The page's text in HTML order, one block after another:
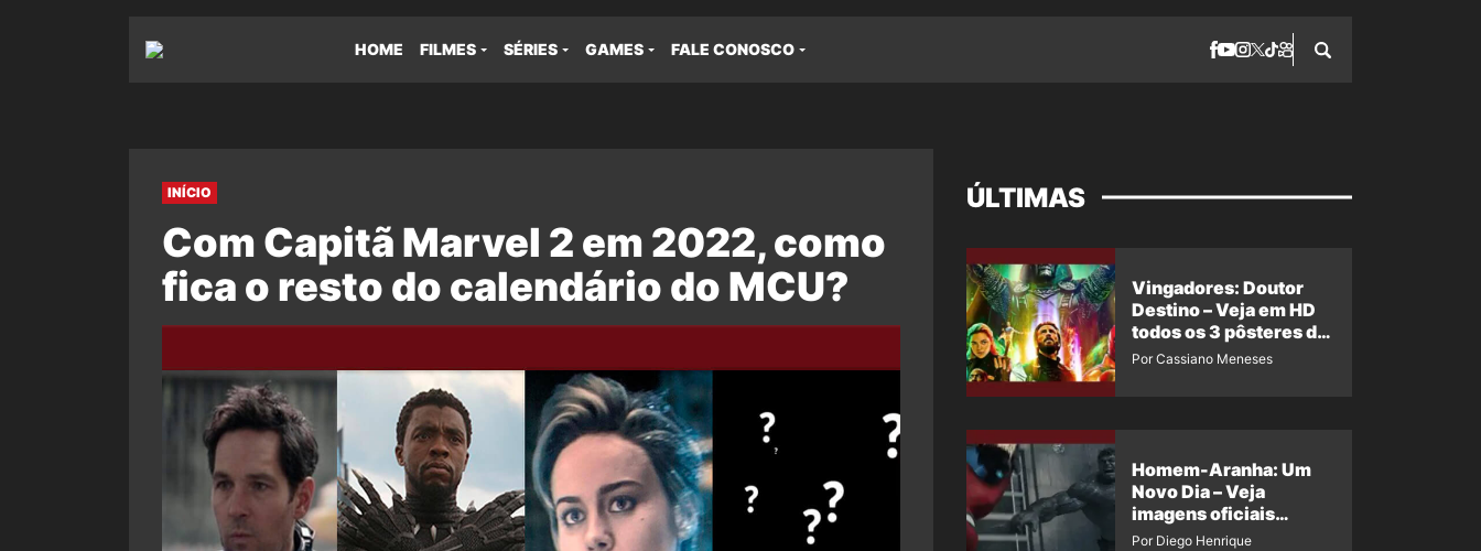
HOME FILMES SÉRIES GAMES FALE CONOSCO
INÍCIO
Com Capitã Marvel 2 em 2022, como
fica o resto do calendário do MCU?
ÚLTIMAS
Vingadores: Doutor
Destino – Veja em HD
todos os 3 pôsteres de
‘Doomsday’ + 1 imagem
Por Cassiano Meneses
Homem-Aranha: Um
Novo Dia – Veja
imagens oficiais
descartadas do Hulk
Por Diego Henrique